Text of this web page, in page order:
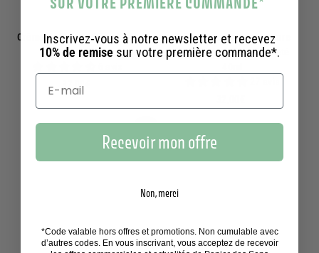
Crème de Nuit Anti âge | Lift,
fermeté 50ml
37,00€
Crème lifting visage texture
légère | Anti rides, fermeté
Ajouter au panier
Inscrivez-vous à notre newsletter et recevez
10% de remise sur votre première commande*.
Recevoir mon offre
Non, merci
*Code valable hors offres et promotions. Non cumulable avec
d’autres codes. En vous inscrivant, vous acceptez de recevoir